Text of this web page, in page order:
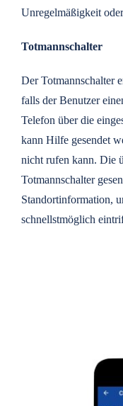
Unregelmäßigkeit
Totmannschalter
Der Totmannschalter
falls der Benutzer
Telefon über die
kann Hilfe gesendet
nicht rufen kann. Die
Totmannschalter
Standortinformation,
schnellstmöglich